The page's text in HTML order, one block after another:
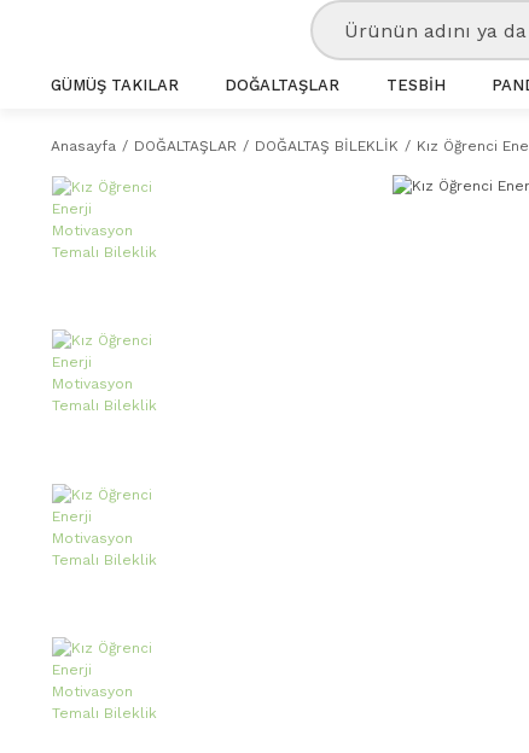
GÜMÜŞ TAKILAR DOĞALTAŞLAR TESBİH
Anasayfa DOĞALTAŞLAR DOĞALTAŞ BİLEKLİK Kız Öğrenci